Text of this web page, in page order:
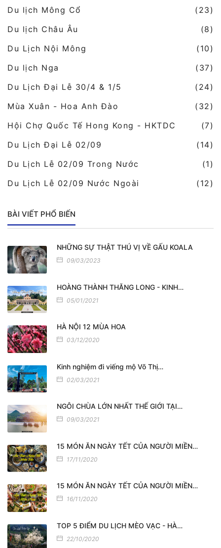
Du lịch Mông Cổ
(23)
Du lịch Châu Âu
(8)
Du Lịch Nội Mông
(10)
Du lịch Nga
(37)
Du Lịch Đại Lễ 30/4 & 1/5
(24)
Mùa Xuân - Hoa Anh Đào
(32)
Hội Chợ Quốc Tế Hong Kong - HKTDC
(7)
Du Lịch Đại Lễ 02/09
(14)
Du Lịch Lễ 02/09 Trong Nước
(1)
Du Lịch Lễ 02/09 Nước Ngoài
(12)
BÀI VIẾT PHỔ BIẾN
NHỮNG SỰ THẬT THÚ VỊ VỀ GẤU KOALA
09/03/2023
HOÀNG THÀNH THĂNG LONG - KINH…
05/01/2021
HÀ NỘI 12 MÙA HOA
03/12/2020
Kinh nghiệm đi viếng mộ Võ Thị…
02/03/2021
NGÔI CHÙA LỚN NHẤT THẾ GIỚI TẠI…
09/03/2021
15 MÓN ĂN NGÀY TẾT CỦA NGƯỜI MIỀN…
17/11/2020
15 MÓN ĂN NGÀY TẾT CỦA NGƯỜI MIỀN…
16/11/2020
TOP 5 ĐIỂM DU LỊCH MÈO VẠC - HÀ…
22/10/2020